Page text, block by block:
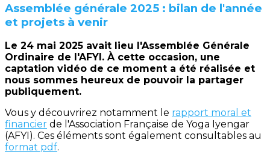
Assemblée générale 2025 : bilan de l'année
et projets à venir
Le 24 mai 2025 avait lieu l'Assemblée Générale
Ordinaire de l'AFYI. À cette occasion, une
captation vidéo de ce moment a été réalisée et
nous sommes heureux de pouvoir la partager
publiquement.
Vous y découvrirez notamment le rapport moral et
financier de l'Association Française de Yoga Iyengar
(AFYI). Ces éléments sont également consultables au
format pdf.